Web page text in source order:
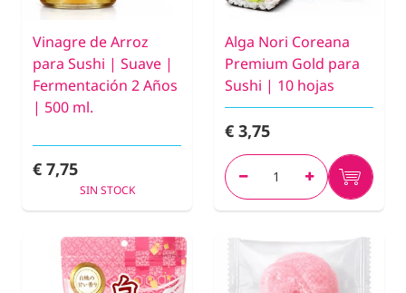
Vinagre de Arroz
para Sushi | Suave |
Fermentación 2 Años
| 500 ml.
€ 7,75
SIN STOCK
Alga Nori Coreana
Premium Gold para
Sushi | 10 hojas
€ 3,75